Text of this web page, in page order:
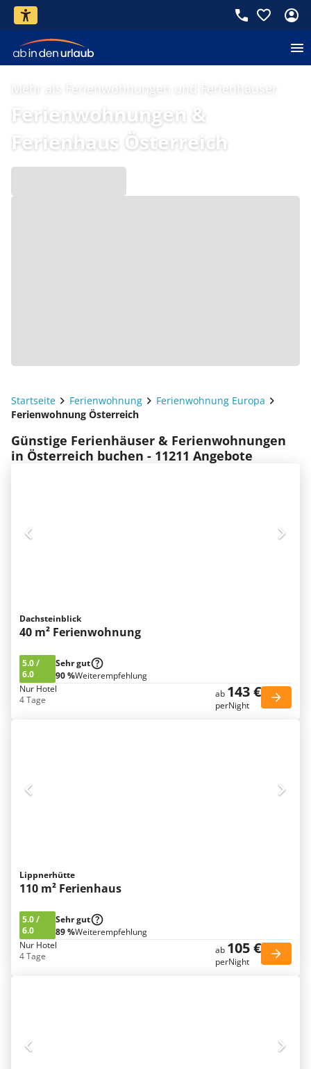
Mehr als Ferienwohnungen und Ferienhäuser
Ferienwohnungen &
Ferienhaus Österreich
Startseite Ferienwohnung
Ferienwohnung Europa
Ferienwohnung Österreich
Günstige Ferienhäuser & Ferienwohnungen
in Österreich buchen - 11211 Angebote
Dachsteinblick
40 m² Ferienwohnung
5.0/
6.0
Sehr gut
90 %Weiterempfehlung
Nur Hotel
4 Tage
ab 143 €
perNight
Lippnerhütte
110 m² Ferienhaus
5.0/
6.0
Sehr gut
89 %Weiterempfehlung
Nur Hotel
4 Tage
ab 105 €
perNight